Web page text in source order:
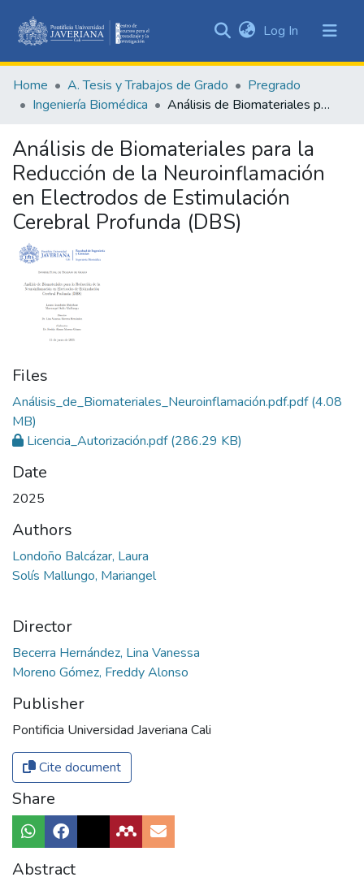
&
Collections
Statistics
Log In (current)
Home A. Tesis y Trabajos de Grado
Pregrado
Ingeniería Biomédica
Análisis de Biomateriales para la Reducción de la Neuroinflamación en Electrodos de Estimulación Cerebral Profunda (DBS)
Análisis de Biomateriales para la
Reducción de la Neuroinflamación
en Electrodos de Estimulación
Cerebral Profunda (DBS)
Files
Análisis_de_Biomateriales_Neuroinflamación.pdf.pdf(4.08
MB)
Licencia_Autorización.pdf(286.29 KB)
Date
2025
Authors
Londoño Balcázar, Laura
Solís Mallungo, Mariangel
Director
Becerra Hernández, Lina Vanessa
Moreno Gómez, Freddy Alonso
Publisher
Pontificia Universidad Javeriana Cali
Cite document
Share
Abstract